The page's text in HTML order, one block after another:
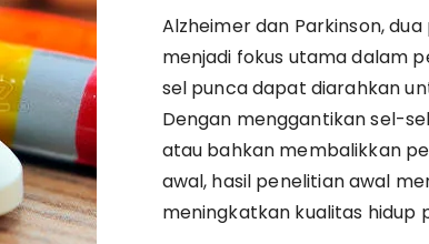
Alzheimer dan Parkinson,
menjadi fokus utama dalam
sel punca dapat diarahkan
Dengan menggantikan sel-
atau bahkan membalikkan
awal, hasil penelitian awal
meningkatkan kualitas hidup